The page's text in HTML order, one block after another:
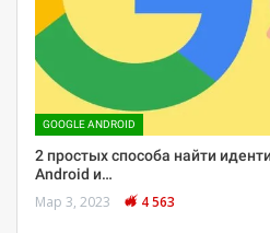
GOOGLE ANDROID
2 простых способа найти
Android и…
Мар 3, 2023 4 563